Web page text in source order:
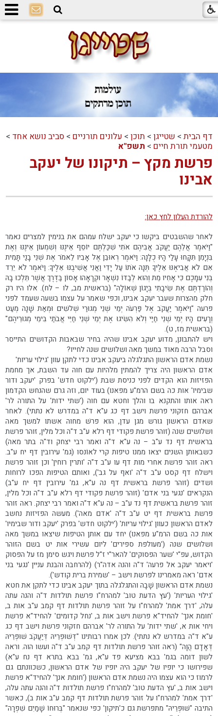
דף הבית > שטייגן > תוכן > עלונים תורניים > סביב נושא אחד >
מטעמי תורת חיים > תשפ"א
פרשת מקץ – תיקונו של יעקב
אבינו
להורדת העלון לחץ כאן:
לאחר שהשבטים ביקשו כי יעקב ישלח עמהם את בנימין למצרים נאמר
"וַיֹּאמֶר אֲלֵהֶם יַעֲקֹב אֲבִיהֶם אֹתִי שִׁכַּלְתֶּם יוֹסֵף אֵינֶנּוּ וְשִׁמְעוֹן אֵינֶנּוּ וְאֶת
בִּנְיָמִן תִּקָּחוּ עָלַי הָיוּ כֻלָּנָה: וַיֹּאמֶר רְאוּבֵן אֶל אָבִיו לֵאמֹר אֶת שְׁנֵי בָנַי תָּמִית
אִם לֹא אֲבִיאֶנּוּ אֵלֶיךָ תְּנָה אֹתוֹ עַל יָדִי וַאֲנִי אֲשִׁיבֶנּוּ אֵלֶיךָ: וַיֹּאמֶר לֹא יֵרֵד
בְּנִי עִמָּכֶם כִּי אָחִיו מֵת וְהוּא לְבַדּוֹ נִשְׁאָר וּקְרָאָהוּ אָסוֹן בַּדֶּרֶךְ אֲשֶׁר תֵּלְכוּ בָהּ
וְהוֹרַדְתֶּם אֶת שֵׂיבָתִי בְּיָגוֹן שְׁאוֹלָה" (בראשית מב, לו – לח). אלו היו רק
חלק מהצרות שעבר יעקב אבינו, וכפי שאמר על עצמו בשעה שעמד לפני
פרעה "וַיֹּאמֶר יַעֲקֹב אֶל פַּרְעֹה יְמֵי שְׁנֵי מְגוּרַי שְׁלשִׁים וּמְאַת שָׁנָה מְעַט
וְרָעִים הָיוּ יְמֵי שְׁנֵי חַיַּי וְלֹא הִשִּׂיגוּ אֶת יְמֵי שְׁנֵי חַיֵּי אֲבֹתַי בִּימֵי מְגוּרֵיהֶם"
(בראשית מז, ט).
ויש להתבונן, מדוע יעקב אבינו שהיה בחיר שבאבות הקדושים התייסר
וסבל הרבה מאוד במשך מאה ושלושים שנה לחייו?
נשמת אדם הראשון התגלגלה ביעקב אבינו כדי לתקן עוון 'גילוי עריות'
אדם הראשון היה צריך להמתין מלהיות עם חוה עד השבת, אך מחמת
הפזיזות הוא הקדים לפני כניסת שבת ('ילקוט חדש' בפרק 'יעקב ודור
שבימיו' אות כה בשם הרמ"ע מפאנו) בעוד יום, וזה גרם שהנחש הקדמון
ראה אותו והתקנא בו והלך וחטא עם חוה ('שתי ידות' על התורה לר'
אברהם חזקוני פרשת וישב דף כג ע"א ד"ה במדרש לא נתתי). לאחר
שאדם הראשון גורש מגן עדן, הוא פרשׁ מחוה אשתו למשך מאה
ושלושים שנה (זוהר פרשת פקודי דף רלא ע"ב ד"ה וכל מלין, זוהר פרשת
בראשית דף נד ע"ב – נה ע"א ד"ה ואמר רבי יצחק וד"ה בתר מאה)
כשבאותן השנים יצאו ממנו טיפות קרי לאוֹנסו (גמ' עירובין דף יח ע"ב.
ראה זוהר פרשת אחרי מות דף עו ע"ב ד"ה 'ותרין רוחין' וכן זוהר פרשת
וישלח דף קסט ע"ב ד"ה 'ואף על גב'), ואותם הטיפות הפכו לרוחות
ושדים (זוהר פרשת בראשית דף נה ע"א, גמ' עירובין דף יח ע"ב)
הנקראים 'נגעי בני אדם' (זוהר פרשת פקודי דף רלא ע"ב ד"ה וכל מלין,
זוהר פרשת בראשית דף נד ע"ב – נה ע"א ד"ה ואמר רבי יצחק. ראה זוהר
פרשת בראשית דף יט ע"ב ד"ה 'אדם מאה'). מעשה הפזיזות נחשב
לאדם הראשון כעוון 'גילוי עריות' ('ילקוט חדש' בפרק 'יעקב ודור שבימיו'
אות כה בשם הרמ"ע מפאנו) יחד עם אותן הטיפות שיצאו במשך מאה
ושלושים שנה ('מעולפת ספירים' ליום עשירי אות יט בשם הזוהר
הקדוש, עפ"י 'שער הפסוקים' להאר"י ז"ל פרשת ויגש סימן מז על הפסוק
'ויאמר יעקב אל פרעה' ד"ה והנה אדה"ר) (להרחבה והבנת עניין 'נגעי בני
אדם' ראה מאמרינו לפרשת וישב – 'שמירת ברית קודש').
נשמת אדם הראשון שָׁבָה והתגלגלה בתוך יעקב אבינו כדי לתקן את חטא
'גילוי העריות' ('עץ הדעת טוב' למהרח"ו פרשת תולדות ד"ה והנה עתה
עלה, 'דרך אמת' למהרח"ו על זוהר פרשת תולדות דף קמב ע"ב אות ב,
'חומת אנך' להחיד"א פרשת וישב אות ב, 'נחל קדומים' להחיד"א פרשת
ויחי אות א, 'שתי ידות' על התורה לר' אברהם חזקוני פרשת וישב דף כג
ע"א ד"ה במדרש לא נתתי). לכן אמרו רבותינו "דְּשׁוּפְרֵיהּ דְּיַעֲקֹב שׁוּפְרֵיהּ
דְּאָדָם הֲוָה" (ראה זוהר פרשת תולדות דף קמב ע"ב ד"ה ועשו הוה. וראה
לשון דומה בגמ' בבא מציעא פד ע"א, גמ' בבא בתרא דף נח ע"א)
שפירושו כי יופיו של יעקב היה יופיו של אדם הראשון, כשכוונתם גם
לרמוז כי הוא עצמו היה נשמת אדם הראשון ('חומת אנך' להחיד"א פרשת
וישב אות ב, 'עץ הדעת טוב' למהרח"ו פרשת תולדות ד"ה והנה עתה עלה,
'דרך אמת' למהרח"ו על זוהר פרשת תולדות דף קמב ע"ב אות ב), כאשר
התיבה "שׁוּפְרֵיהּ" מתפרשת גם כ'תיקון' כפי שנאמר "בְּרוּחוֹ שָׁמַיִם שִׁפְרָה"